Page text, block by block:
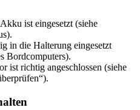
ist eingesetzt (siehe
in die Halterung eingesetzt
Bordcomputers).
ist richtig angeschlossen (siehe